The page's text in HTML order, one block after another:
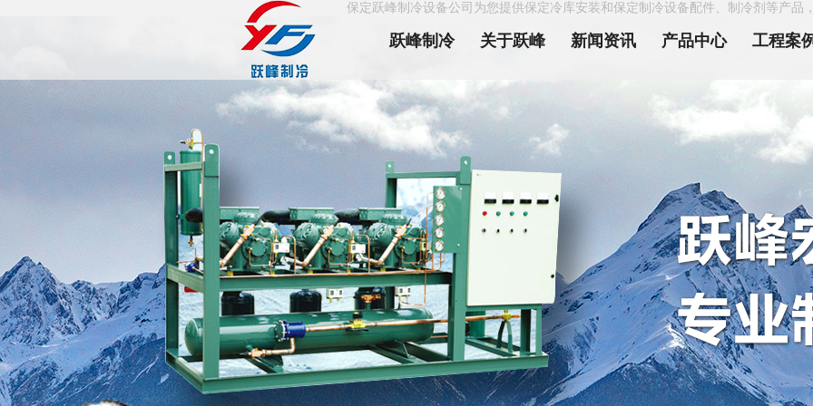
保定跃峰制冷设备公司为您提供保定冷库安装和保定制冷设备配件、制冷剂等产品
跃峰制冷 关于跃峰 新闻资讯 产品中心 工程案